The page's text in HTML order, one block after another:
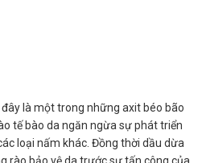
là một trong những axit béo bão
tế bào da ngăn ngừa sự phát triển
loại nấm khác. Đồng thời dầu dừa